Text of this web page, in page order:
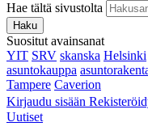
Hae tältä sivustolta
Haku
Suositut avainsanat
YIT SRV skanska Helsinki
asuntokauppa
Tampere Caverion
Kirjaudu sisään
Uutiset